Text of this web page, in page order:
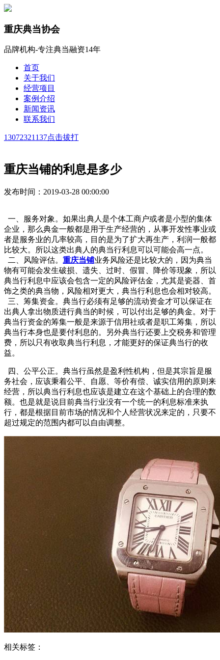
重庆典当协会
品牌机构-专注典当融资14年
首页
关于我们
经营项目
案例介绍
新闻资讯
联系我们
13072321137点击拔打
重庆当铺的利息是多少
发布时间：2019-03-28 00:00:00
一、服务对象。如果出典人是个体工商户或者是小型的集体
企业，那么典金一般都是用于生产经营的，从事开发性事业或
者是服务业的几率较高，目的是为了扩大再生产，利润一般都
比较大。所以这类出典人的典当行利息可以可能会高一点。
二、风险评估。 重庆当铺业务风险还是比较大的，因为典当
物有可能会发生破损、遗失、过时、假冒、降价等现象，所以
典当行利息中应该会包含一定的风险评估金，尤其是瓷器、首
饰之类的典当物，风险相对更大，典当行利息也会相对较高。
三、筹集资金。典当行必须有足够的流动资金才可以保证在
出典人拿出物质进行典当的时候，可以付出足够的典金。对于
典当行资金的筹集一般是来源于信用社或者是职工筹集，所以
典当行本身也是要付利息的。另外典当行还要上交税务和管理
费，所以只有收取典当行利息，才能更好的保证典当行的收
益。
四、公平公正。典当行虽然是盈利性机构，但是其宗旨是服
务社会，应该秉着公平、自愿、等价有偿、诚实信用的原则来
经营，所以典当行利息也应该是建立在这个基础上的合理的数
额。也是就是说目前典当行业没有一个统一的利息标准来执
行，都是根据目前市场的情况和个人经营状况来定的，只要不
超过规定的范围内都可以自由调整。
相关标签：